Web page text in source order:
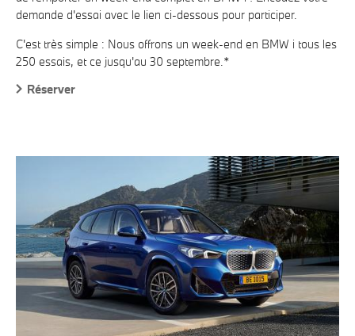
demande d'essai avec le lien ci-dessous pour participer.
C'est très simple : Nous offrons un week-end en BMW i tous les
250 essais, et ce jusqu'au 30 septembre.*
Réserver